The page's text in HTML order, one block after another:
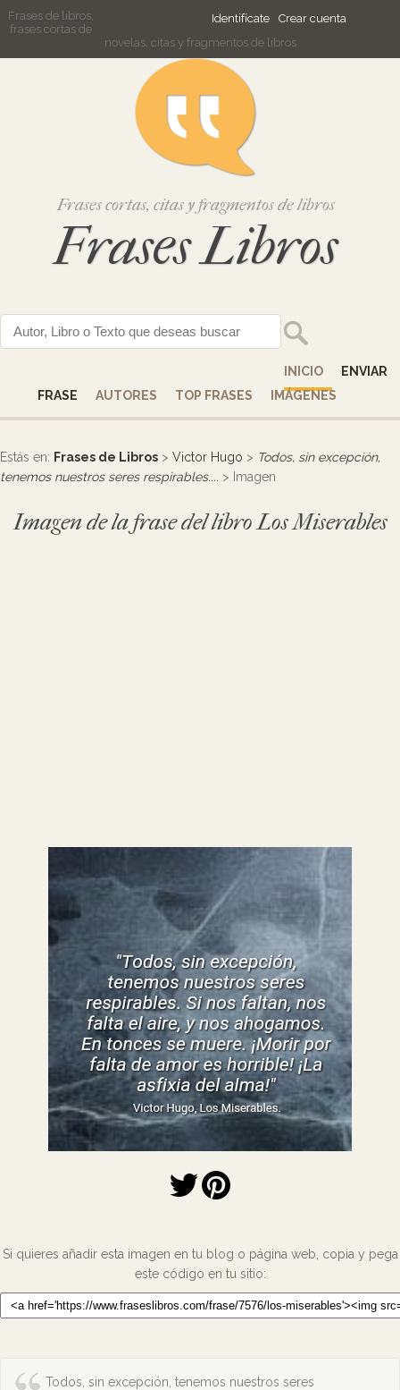
Identifícate Crear cuenta
Frases de libros,
frases cortas de
novelas, citas y fragmentos de libros
Frases cortas, citas y fragmentos de libros
Frases Libros
INICIO
ENVIAR
FRASE
AUTORES TOP FRASES IMÁGENES
Estás en: Frases de Libros > Victor Hugo > Todos, sin excepción,
tenemos nuestros seres respirables.... > Imagen
Imagen de la frase del libro Los Miserables
Si quieres añadir esta imagen en tu blog o página web, copia y pega
este código en tu sitio:
Todos, sin excepción, tenemos nuestros seres